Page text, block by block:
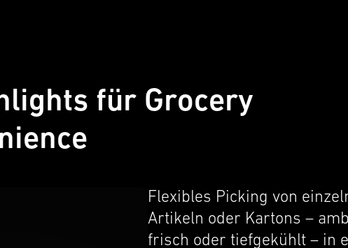
für Grocery
Flexi­bles Picking von
Artikeln oder Kartons –
frisch oder tiefgekühlt – in